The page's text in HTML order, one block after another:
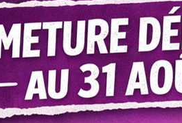
6,45 € TTC 12,90 €
Contenance
Sachet Kraft 50g
Sachet Kraft 100g
En Stock !!